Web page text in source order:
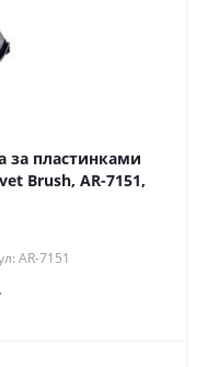
за пластинками
Brush, AR-7151,
AR-7151